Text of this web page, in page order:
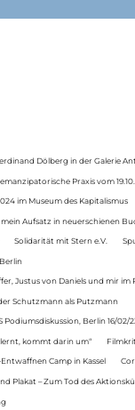
Dölberg in der Galerie
Praxis vom
im Museum des Kapitalismus
Aufsatz in neuerschienen
Solidarität mit Stern e.V.
Justus von Daniels und mir
Schutzmann als Putzmann
Podiumsdiskussion, Berlin 16/02/
lernt, kommt darin um“
Camp in Kassel
Plakat – Zum Tod des